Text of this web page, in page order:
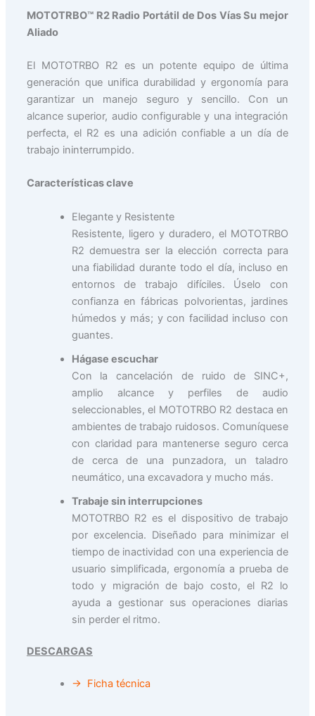
MOTOTRBO™ R2 Radio Portátil de Dos Vías Su mejor
Aliado
El MOTOTRBO R2 es un potente equipo de última
generación que unifica durabilidad y ergonomía para
garantizar un manejo seguro y sencillo. Con un
alcance superior, audio configurable y una integración
perfecta, el R2 es una adición confiable a un día de
trabajo ininterrumpido.
Características clave
Elegante y Resistente
Resistente, ligero y duradero, el MOTOTRBO
R2 demuestra ser la elección correcta para
una fiabilidad durante todo el día, incluso en
entornos de trabajo difíciles. Úselo con
confianza en fábricas polvorientas, jardines
húmedos y más; y con facilidad incluso con
guantes.
Hágase escuchar
Con la cancelación de ruido de SINC+,
amplio alcance y perfiles de audio
seleccionables, el MOTOTRBO R2 destaca en
ambientes de trabajo ruidosos. Comuníquese
con claridad para mantenerse seguro cerca
de cerca de una punzadora, un taladro
neumático, una excavadora y mucho más.
Trabaje sin interrupciones
MOTOTRBO R2 es el dispositivo de trabajo
por excelencia. Diseñado para minimizar el
tiempo de inactividad con una experiencia de
usuario simplificada, ergonomía a prueba de
todo y migración de bajo costo, el R2 lo
ayuda a gestionar sus operaciones diarias
sin perder el ritmo.
DESCARGAS
→ Ficha técnica